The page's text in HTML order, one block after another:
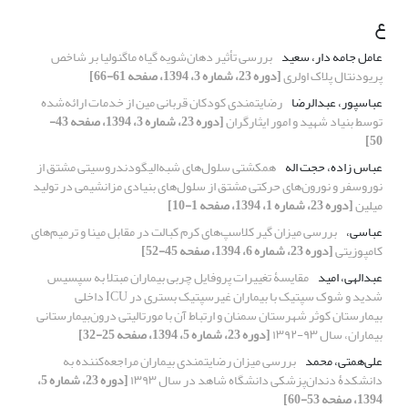
ع
عامل جامه دار، سعید بررسی تأثیر دهان‌شویه گیاه ماگنولیا بر شاخص
پریودنتال پلاک اولری[دوره 23، شماره 3، 1394، صفحه 61-66]
عباسپور، عبدالرضا رضایتمندی کودکان قربانی مین از خدمات ارائه‌شده
توسط بنیاد شهید و امور ایثارگران [دوره 23، شماره 3، 1394، صفحه 43-
50]
عباس زاده، حجت اله همکشتی سلول‌های شبه‌الیگودندروسیتی مشتق از
نوروسفر و نورون‌های حرکتی مشتق از سلول‌های بنیادی مزانشیمی در تولید
میلین[دوره 23، شماره 1، 1394، صفحه 1-10]
عباسی، بررسی میزان گیر کلاسپ‌های کرم کبالت در مقابل مینا و ترمیم‌های
کامپوزیتی[دوره 23، شماره 6، 1394، صفحه 45-52]
عبدالهی، امید مقایسۀ تغییرات پروفایل چربی بیماران مبتلا به سپسیس
شدید و شوک سپتیک با بیماران غیرسپتیک بستری در ICU داخلی
بیمارستان کوثر شهرستان سمنان و ارتباط آن با مورتالیتی درون‌بیمارستانی
بیماران، سال ۹۳-۱۳۹۲
[دوره 23، شماره 5، 1394، صفحه 25-32]
علی‌همتی، محمد بررسی میزان رضایتمندی بیماران مراجعه‌کننده به
دانشکدۀ دندان‌پزشکی دانشگاه شاهد در سال ۱۳۹۳ [دوره 23، شماره 5،
1394، صفحه 53-60]